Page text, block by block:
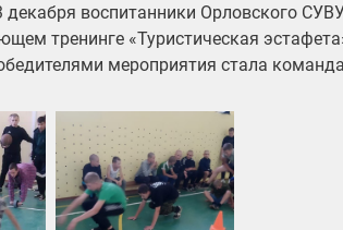
декабря воспитанники Орловского
тренинге «Туристическая
мероприятия стала